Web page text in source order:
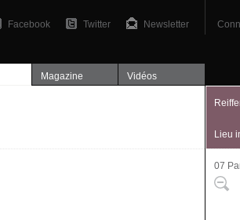
Newsletter
Twitter
Facebook
Magazine Vidéos
Lieu
07